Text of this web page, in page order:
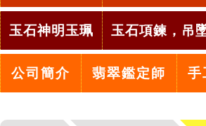
玉石神明玉珮 玉石項鍊，吊
公司簡介 翡翠鑑定師 手